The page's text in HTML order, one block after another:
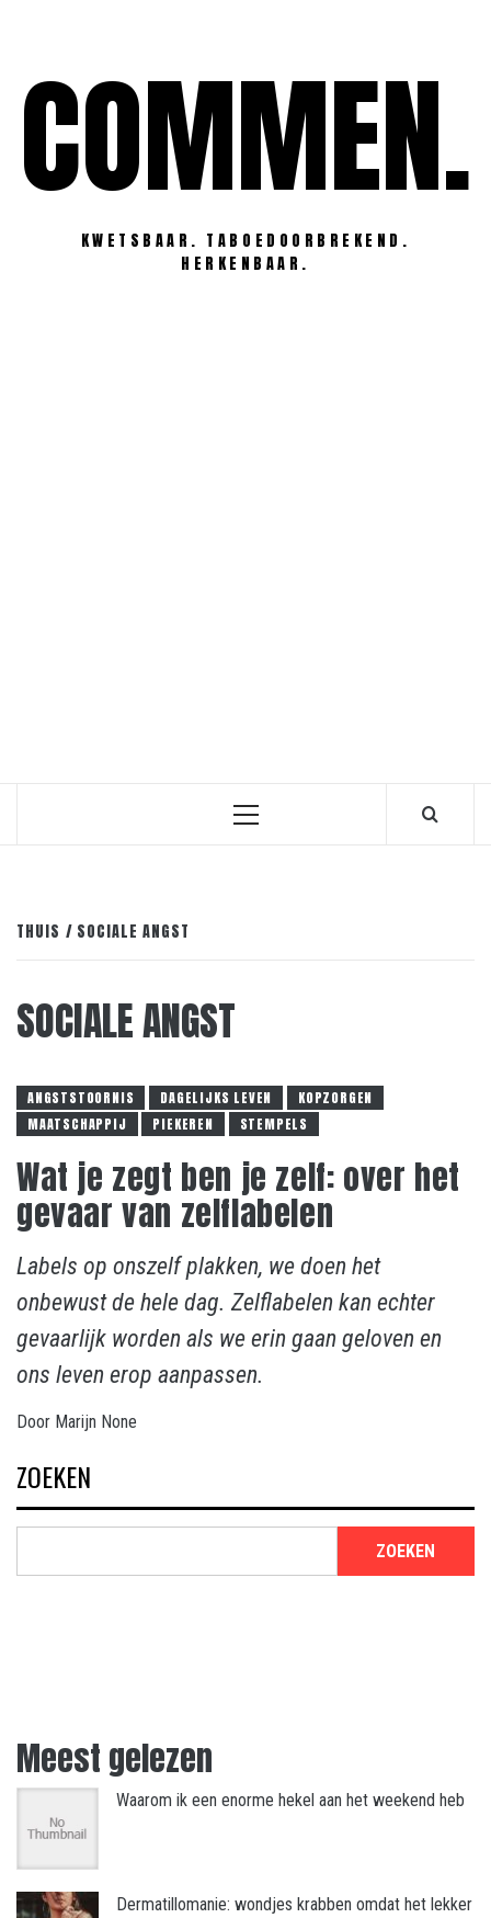
inhoudCOMMEN.
KWETSBAAR. TABOEDOORBREKEND.
HERKENBAAR.
Primair
THUIS SOCIALE ANGST
SOCIALE ANGST
ANGSTSTOORNIS DAGELIJKS LEVEN
KOPZORGEN
MAATSCHAPPIJ
PIEKEREN STEMPELS
Wat je zegt ben je zelf: over het
gevaar van zelflabelen
Labels op onszelf plakken, we doen het
onbewust de hele dag. Zelflabelen kan echter
gevaarlijk worden als we erin gaan geloven en
ons leven erop aanpassen.
Door Marijn None
ZOEKEN
ZOEKEN
Meest gelezen
Waarom ik een enorme hekel aan het weekend heb
Dermatillomanie: wondjes krabben omdat het lekker